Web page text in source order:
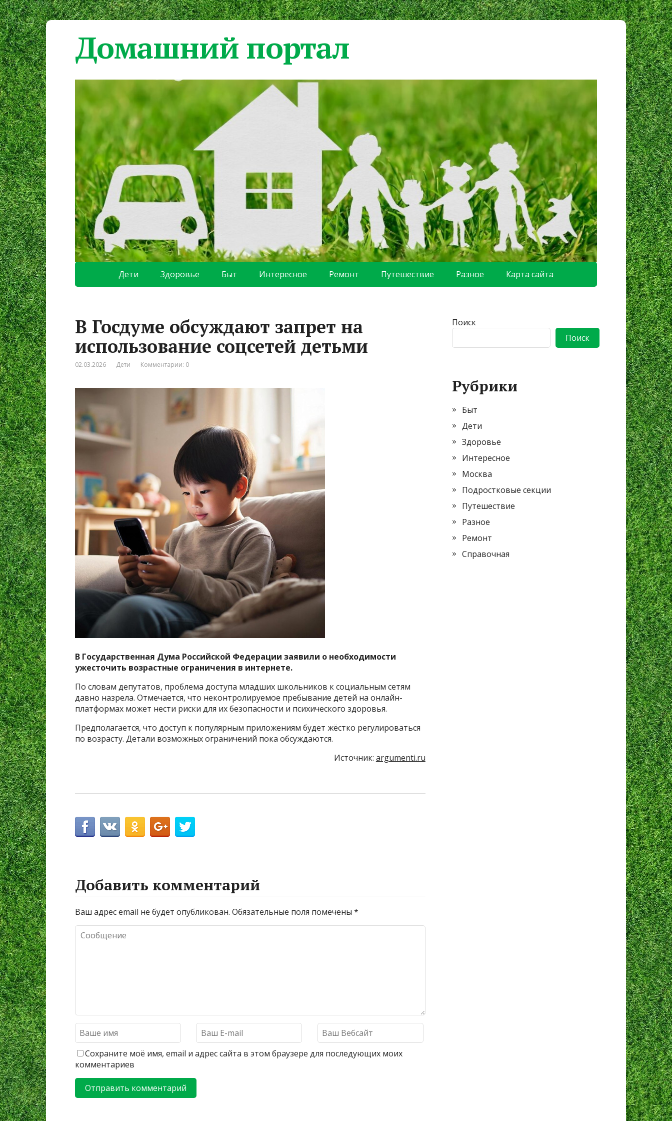
Домашний портал
Дети Здоровье Быт Интересное Ремонт Путешествие Разное Карта сайта
В Госдуме обсуждают запрет на
использование соцсетей детьми
02.03.2026 Дети Комментарии: 0
В Государственная Дума Российской Федерации заявили о необходимости
ужесточить возрастные ограничения в интернете.
По словам депутатов, проблема доступа младших школьников к социальным сетям
давно назрела. Отмечается, что неконтролируемое пребывание детей на онлайн-
платформах может нести риски для их безопасности и психического здоровья.
Предполагается, что доступ к популярным приложениям будет жёстко регулироваться
по возрасту. Детали возможных ограничений пока обсуждаются.
Источник: argumenti.ru
Добавить комментарий
Ваш адрес email не будет опубликован. Обязательные поля помечены *
Сохраните моё имя, email и адрес сайта в этом браузере для последующих моих
комментариев
Поиск
Поиск
Рубрики
Быт
Дети
Здоровье
Интересное
Москва
Подростковые секции
Путешествие
Разное
Ремонт
Справочная